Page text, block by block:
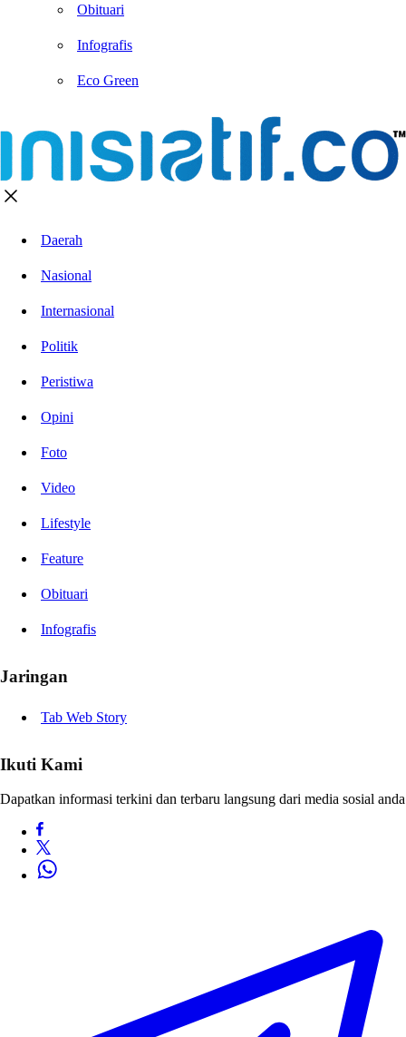
Obituari
Infografis
Eco Green
Daerah
Nasional
Internasional
Politik
Peristiwa
Opini
Foto
Video
Lifestyle
Feature
Obituari
Infografis
Jaringan
Tab Web Story
Ikuti Kami
Dapatkan informasi terkini dan terbaru langsung dari media sosial anda